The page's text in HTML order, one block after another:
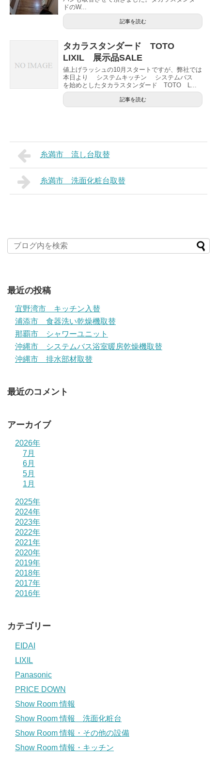
ドのW...
記事を読む
タカラスタンダード TOTO
LIXIL 展示品SALE
値上げラッシュの10月スタートですが、弊社では
本日より システムキッチン システムバス
を始めとしたタカラスタンダード TOTO L...
記事を読む
糸満市 流し台取替
糸満市 洗面化粧台取替
最近の投稿
宜野湾市 キッチン入替
浦添市 食器洗い乾燥機取替
那覇市 シャワーユニット
沖縄市 システムバス浴室暖房乾燥機取替
沖縄市 排水部材取替
最近のコメント
アーカイブ
2026年
7月
6月
5月
1月
2025年
2024年
2023年
2022年
2021年
2020年
2019年
2018年
2017年
2016年
カテゴリー
EIDAI
LIXIL
Panasonic
PRICE DOWN
Show Room 情報
Show Room 情報 洗面化粧台
Show Room 情報・その他の設備
Show Room 情報・キッチン